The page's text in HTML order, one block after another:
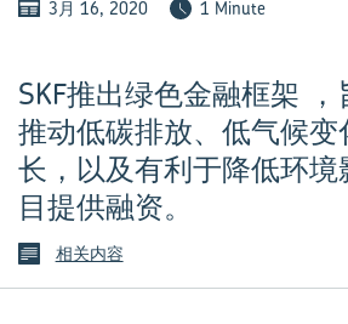
3月 16, 2020 1 Minute
SKF推出绿色金融框架
推动低碳排放、低气候变
长，以及有利于降低环
目提供融资。
相关内容